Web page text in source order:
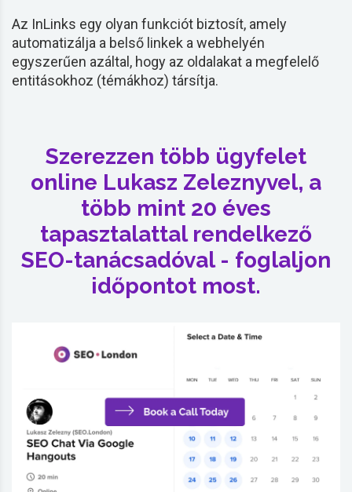
Az InLinks egy olyan funkciót biztosít, amely
automatizálja a belső linkek a webhelyén
egyszerűen azáltal, hogy az oldalakat a megfelelő
entitásokhoz (témákhoz) társítja.
Szerezzen több ügyfelet
online Lukasz Zeleznyvel, a
több mint 20 éves
tapasztalattal rendelkező
SEO-tanácsadóval - foglaljon
időpontot most.